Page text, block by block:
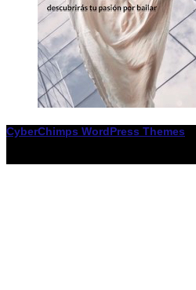
CyberChimps WordPress Themes